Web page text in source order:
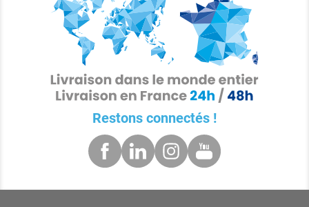
Restons connectés !